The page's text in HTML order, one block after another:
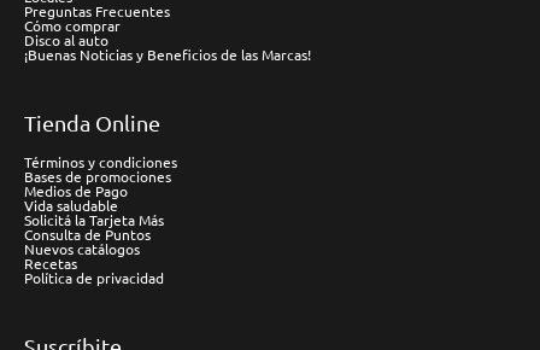
Preguntas Frecuentes
Cómo comprar
Disco al auto
¡Buenas Noticias y Beneficios de las Marcas!
Tienda Online
Términos y condiciones
Bases de promociones
Medios de Pago
Vida saludable
Solicitá la Tarjeta Más
Consulta de Puntos
Nuevos catálogos
Recetas
Política de privacidad